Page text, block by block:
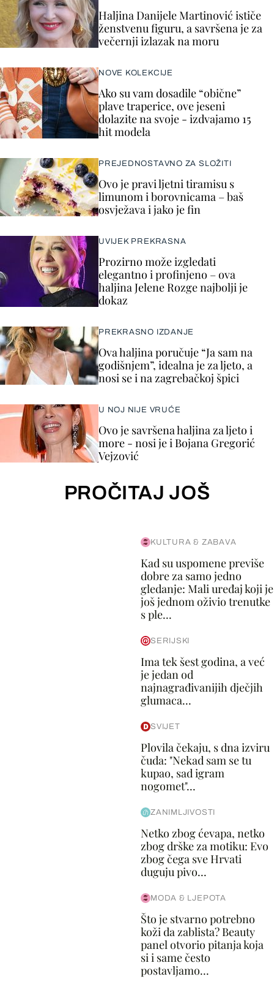
Haljina Danijele Martinović ističe
ženstvenu figuru, a savršena je za
večernji izlazak na moru
NOVE KOLEKCIJE
Ako su vam dosadile “obične”
plave traperice, ove jeseni
dolazite na svoje - izdvajamo 15
hit modela
PREJEDNOSTAVNO ZA SLOŽITI
Ovo je pravi ljetni tiramisu s
limunom i borovnicama – baš
osvježava i jako je fin
UVIJEK PREKRASNA
Prozirno može izgledati
elegantno i profinjeno – ova
haljina Jelene Rozge najbolji je
dokaz
PREKRASNO IZDANJE
Ova haljina poručuje “Ja sam na
godišnjem”, idealna je za ljeto, a
nosi se i na zagrebačkoj špici
U NOJ NIJE VRUĆE
Ovo je savršena haljina za ljeto i
more - nosi je i Bojana Gregorić
Vejzović
PROČITAJ JOŠ
KULTURA & ZABAVA
Kad su uspomene previše
dobre za samo jedno
gledanje: Mali uređaj koji je
još jednom oživio trenutke
s ple...
SERIJSKI
Ima tek šest godina, a već
je jedan od
najnagrađivanijih dječjih
glumaca...
SVIJET
Plovila čekaju, s dna izviru
čuda: "Nekad sam se tu
kupao, sad igram
nogomet"...
ZANIMLJIVOSTI
Netko zbog ćevapa, netko
zbog drške za motiku: Evo
zbog čega sve Hrvati
duguju pivo...
MODA & LJEPOTA
Što je stvarno potrebno
koži da zablista? Beauty
panel otvorio pitanja koja
si i same često
postavljamo...